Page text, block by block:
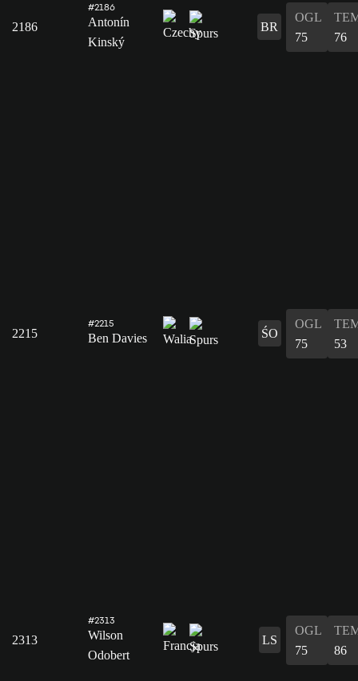
2186
#2186
Antonín
Kinský
BR
OGL
75
76
2215
#2215
Ben Davies ŚO
OGL
75
53
2313
#2313
Wilson
Odobert
LS
OGL
75
86